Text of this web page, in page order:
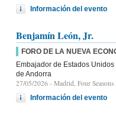
Información del evento
Benjamín León, Jr.
FORO DE LA NUEVA
Embajador de Estados
de Andorra
27/05/2026 - Madrid, Four
Información del evento